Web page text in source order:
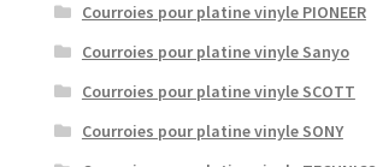
Courroies pour platine vinyle PIONEER
Courroies pour platine vinyle Sanyo
Courroies pour platine vinyle SCOTT
Courroies pour platine vinyle SONY